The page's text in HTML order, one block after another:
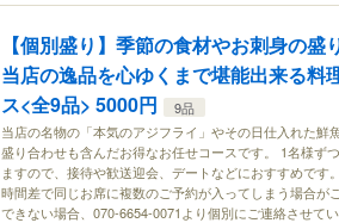
【個別盛り】季節の食材やお刺身の盛
当店の逸品を心ゆくまで堪能出来る料
ス<全9品> 5000円
9品
当店の名物の「本気のアジフライ」やその日仕入れた鮮
盛り合わせも含んだお得なお任せコースです。 1名様ず
ますので、接待や歓送迎会、デートなどにおすすめです
時間差で同じお席に複数のご予約が入ってしまう場合が
できない場合、070-6654-0071より個別にご連絡させてい